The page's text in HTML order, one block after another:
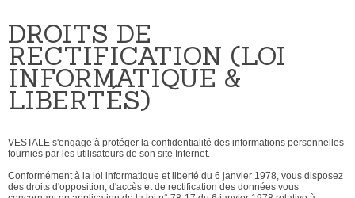
DROITS DE
RECTIFICATION (LOI
INFORMATIQUE &
LIBERTÉS)
VESTALE s'engage à protéger la confidentialité des informations personnelles
fournies par les utilisateurs de son site Internet.
Conformément à la loi informatique et liberté du 6 janvier 1978, vous disposez
des droits d'opposition, d'accès et de rectification des données vous